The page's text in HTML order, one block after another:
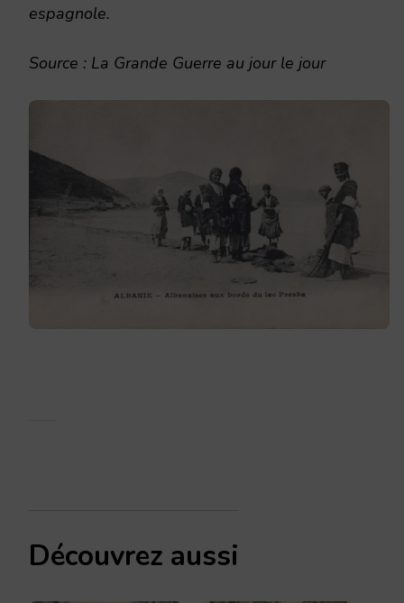
espagnole.
Source : La Grande Guerre au jour le jour
Découvrez aussi